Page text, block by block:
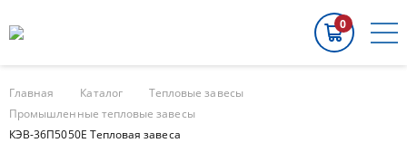
0
Главная Каталог
Тепловые завесы
Промышленные тепловые завесы
КЭВ-36П5050E Тепловая завеса